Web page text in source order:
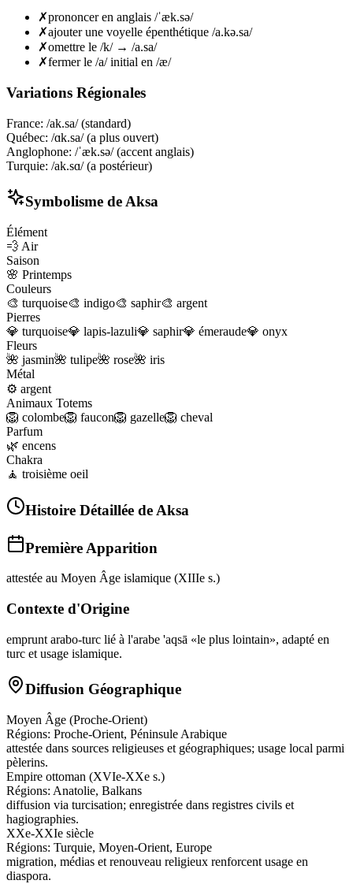
✗prononcer en anglais /ˈæk.sə/
✗ajouter une voyelle épenthétique /a.kə.sa/
✗omettre le /k/ → /a.sa/
✗fermer le /a/ initial en /æ/
Variations Régionales
France: /ak.sa/ (standard)
Québec: /ɑk.sa/ (a plus ouvert)
Anglophone: /ˈæk.sə/ (accent anglais)
Turquie: /ak.sɑ/ (a postérieur)
Symbolisme deAksa
Élément
💨 Air
Saison
🌸 Printemps
Couleurs
🎨 turquoise🎨 indigo🎨 saphir🎨 argent
Pierres
💎 turquoise💎 lapis-lazuli💎 saphir💎 émeraude💎 onyx
Fleurs
🌺 jasmin🌺 tulipe🌺 rose🌺 iris
Métal
⚙️ argent
Animaux Totems
🦁 colombe🦁 faucon🦁 gazelle🦁 cheval
Parfum
🌿 encens
Chakra
🧘 troisième oeil
Histoire Détaillée de Aksa
Première Apparition
attestée au Moyen Âge islamique (XIIIe s.)
Contexte d'Origine
emprunt arabo-turc lié à l'arabe 'aqsā «le plus lointain», adapté en
turc et usage islamique.
Diffusion Géographique
Moyen Âge (Proche-Orient)
Régions: Proche-Orient, Péninsule Arabique
attestée dans sources religieuses et géographiques; usage local parmi
pèlerins.
Empire ottoman (XVIe-XXe s.)
Régions: Anatolie, Balkans
diffusion via turcisation; enregistrée dans registres civils et
hagiographies.
XXe-XXIe siècle
Régions: Turquie, Moyen-Orient, Europe
migration, médias et renouveau religieux renforcent usage en
diaspora.